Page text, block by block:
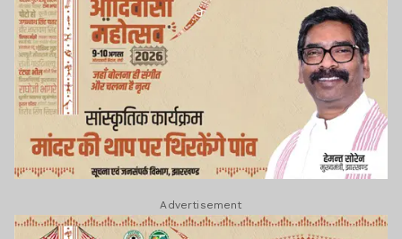
Advertisement